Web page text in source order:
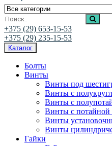
Ивалис Креп
Магазин нержавеющего
+375 (29) 653-15-53
+375 (29) 235-15-53
Каталог
Болты
Винты
Винты под
Винты с
Винты с
Винты с потайной
Винты
Винты
Гайки